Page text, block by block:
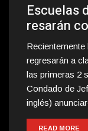
Escuelas
resarán
regresarán a
las primeras 2
Condado de
inglés)
READ MORE